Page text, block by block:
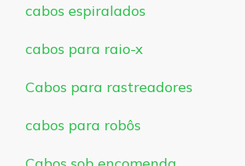
cabos espiralados
cabos para raio-x
Cabos para rastreadores
cabos para robôs